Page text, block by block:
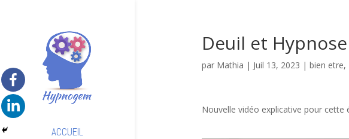
ACCUEIL
Deuil et
par Mathia | Juil 13, 2023 | bien etre,
Nouvelle vidéo explicative pour cette